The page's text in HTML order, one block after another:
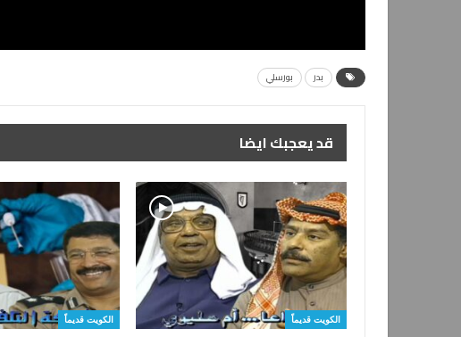
بدر بورسلي
قد يعجبك ايضا
الكويت قديماً الكويت قديماً